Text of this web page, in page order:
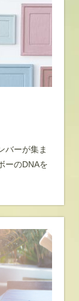
バーが集ま
ーのDNAを